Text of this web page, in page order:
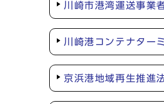
川崎市港湾運送事業
川崎港コンテナター
京浜港地域再生推進